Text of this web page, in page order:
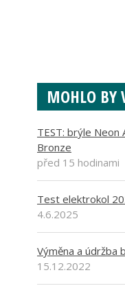
MOHLO BY
TEST: brýle Neon
Bronze
před 15 hodinami
Test elektrokol
4.6.2025
Výměna a údržba
15.12.2022